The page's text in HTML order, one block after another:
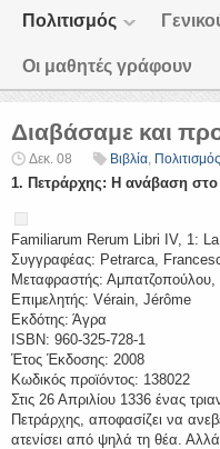
Πολιτισμός
Οι μαθητές γράφουν
Διαβάσαμε και
Δεκ. 08 Βιβλία, Πολιτισμός
1. Πετράρχης: Η ανάβαση
Familiarum Rerum Libri IV, 1:
Συγγραφέας: Petrarca,
Μεταφραστής: Αμπατζοπούλου,
Επιμελητής: Vérain, Jérôme
Εκδότης: Άγρα
ISBN: 960-325-728-1
Έτος Έκδοσης: 2008
Κωδικός προϊόντος: 138022
Στις 26 Απριλίου 1336 ένας
Πετράρχης, αποφασίζει να
ατενίσει από ψηλά τη θέα.